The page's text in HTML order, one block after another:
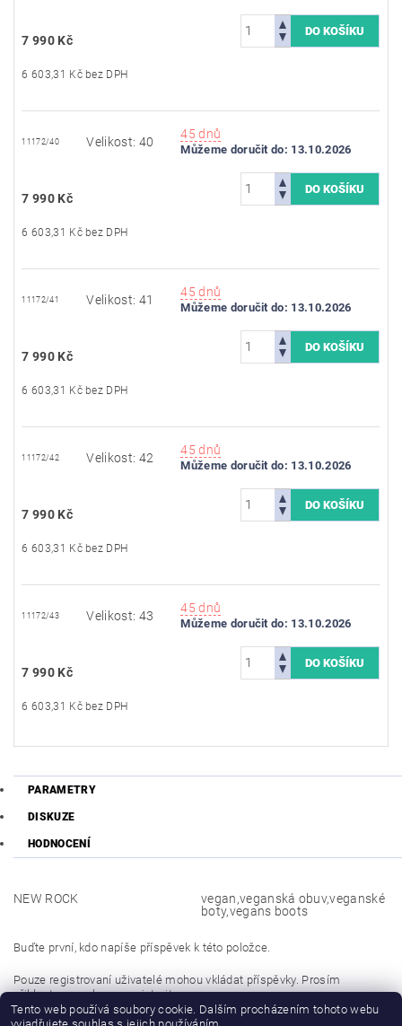
7 990 Kč
6 603,31 Kč bez DPH
11172/40 Velikost: 40
45 dnů
Můžeme doručit do: 13.10.2026
7 990 Kč
6 603,31 Kč bez DPH
11172/41 Velikost: 41
45 dnů
Můžeme doručit do: 13.10.2026
7 990 Kč
6 603,31 Kč bez DPH
11172/42 Velikost: 42
45 dnů
Můžeme doručit do: 13.10.2026
7 990 Kč
6 603,31 Kč bez DPH
11172/43 Velikost: 43
45 dnů
Můžeme doručit do: 13.10.2026
7 990 Kč
6 603,31 Kč bez DPH
PARAMETRY
DISKUZE
HODNOCENÍ
NEW ROCK
vegan,veganská obuv,veganské
boty,vegans boots
Buďte první, kdo napíše příspěvek k této položce.
Pouze registrovaní uživatelé mohou vkládat příspěvky. Prosím
přihlaste senebo seregistrujte.
Tento web používá soubory cookie. Dalším procházením tohoto webu